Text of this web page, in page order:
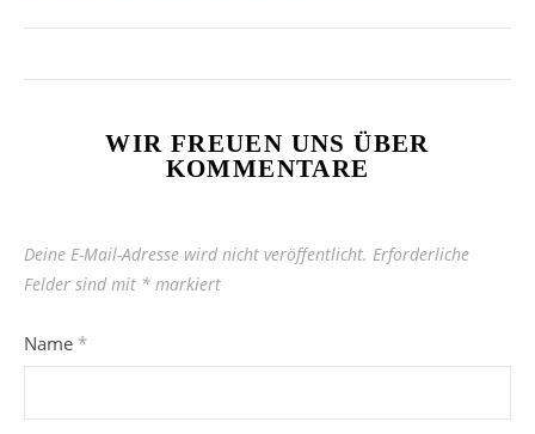
WIR FREUEN UNS ÜBER
KOMMENTARE
Deine E-Mail-Adresse wird nicht veröffentlicht. Erforderliche
Felder sind mit * markiert
Name *